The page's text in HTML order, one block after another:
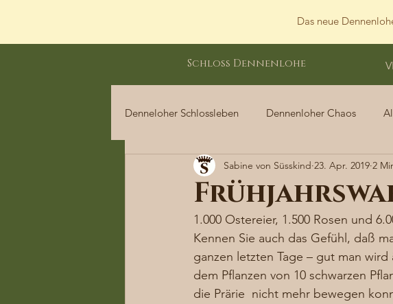
Das neue
Schloss Dennenlohe
Denneloher Schlossleben Dennenloher Chaos
Dennenloher Schlossleben
Sabine von Süsskind 23. Apr. 2019 2
1.000 Ostereier, 1.500 Rosen und
Kennen Sie auch das Gefühl, daß
ganzen letzten Tage – gut man
dem Pflanzen von 10 schwarzen
die Prärie  nicht mehr bewegen